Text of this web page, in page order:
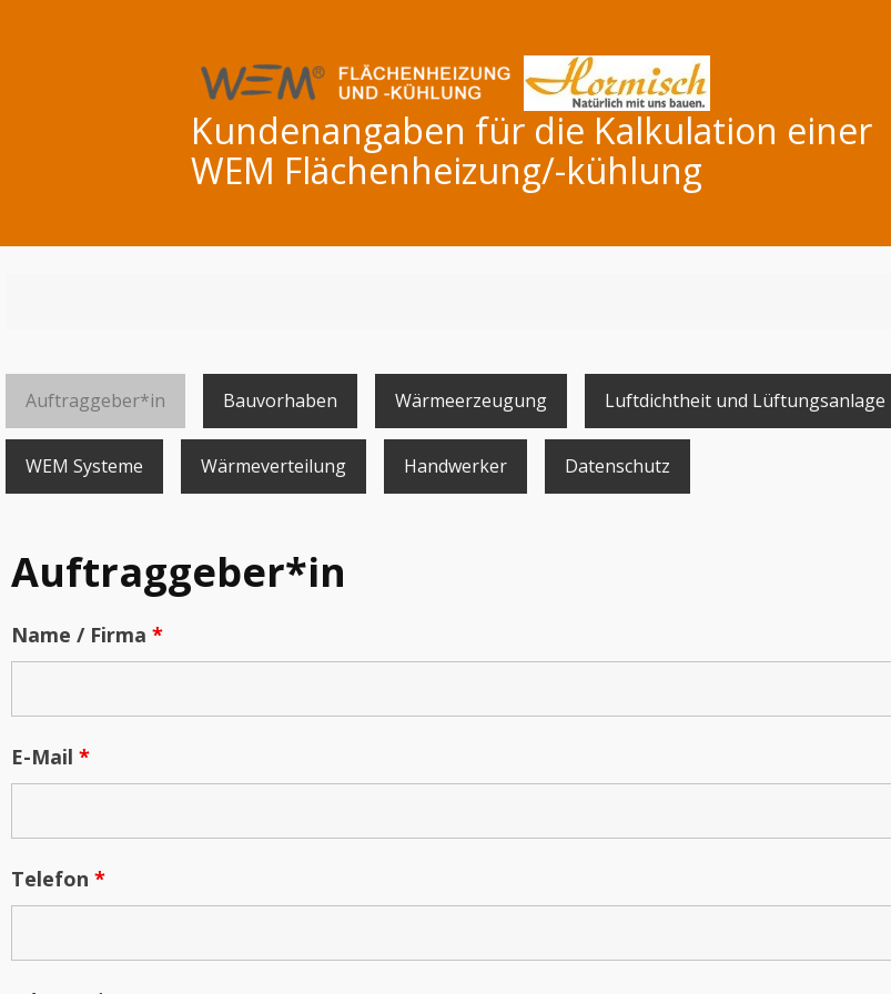
Kundenangaben für die Kalkulation einer
WEM Flächenheizung/-kühlung
Auftraggeber*in Bauvorhaben Wärmeerzeugung Luftdichtheit und Lüftungsanlage
WEM Systeme Wärmeverteilung Handwerker Datenschutz
Auftraggeber*in
Name / Firma *
E-Mail *
Telefon *